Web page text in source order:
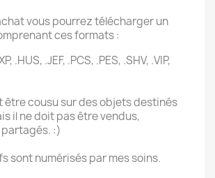
vous pourrez télécharger un
ces formats :
.HUS, .JEF, .PCS, .PES, .SHV, .VIP,
être cousu sur des objets destinés
il ne doit pas être vendus,
:)
sont numérisés par mes soins.